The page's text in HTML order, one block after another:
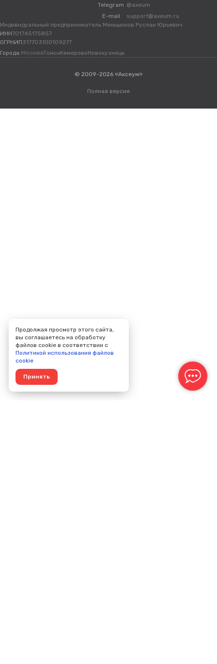
Telegram @axeum
E-mail
support@axeum.ru
Индивидуальный предприниматель Меньшиков Руслан Юрьевич
ИНН701745175857
ОГРНИП317703100109277
Города: МоскваТомскКемеровоНовокузнецк
© 2009-2026 «Аксеум»
Полная версия
Продолжая просмотр этого сайта,
вы соглашаетесь на обработку
файлов cookie в соответствии с
Политикой использования файлов
cookie
Принять